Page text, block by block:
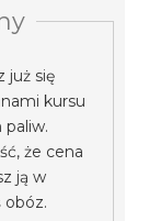
już się
kursu
że cena
ją w
obóz.